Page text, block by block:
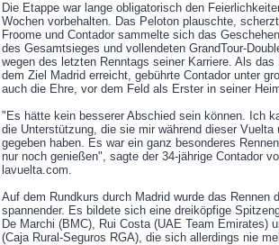
Die Etappe war lange obligatorisch den
Wochen vorbehalten. Das Peloton plauschte,
Froome und Contador sammelte sich das
des Gesamtsieges und vollendeten GrandTour-
wegen des letzten Renntags seiner Karriere. Als
dem Ziel Madrid erreicht, gebührte Contador unter
auch die Ehre, vor dem Feld als Erster in seiner
"Es hätte kein besserer Abschied sein können. Ich
die Unterstützung, die sie mir während dieser Vuelta
gegeben haben. Es war ein ganz besonderes
nur noch genießen", sagte der 34-jährige Contador
lavuelta.com.
Auf dem Rundkurs durch Madrid wurde das Rennen
spannender. Es bildete sich eine dreiköpfige
De Marchi (BMC), Rui Costa (UAE Team Emirates)
(Caja Rural-Seguros RGA), die sich allerdings nie